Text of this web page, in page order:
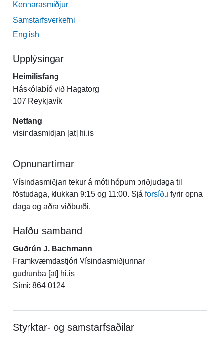
Kennarasmiðjur
Samstarfsverkefni
English
Upplýsingar
Heimilisfang
Háskólabíó við Hagatorg
107 Reykjavík
Netfang
visindasmidjan [at] hi.is
Opnunartímar
Vísindasmiðjan tekur á móti hópum þriðjudaga til
föstudaga, klukkan 9:15 og 11:00. Sjá forsíðu fyrir opna
daga og aðra viðburði.
Hafðu samband
Guðrún J. Bachmann
Framkvæmdastjóri Vísindasmiðjunnar
gudrunba [at] hi.is
Sími: 864 0124
Styrktar- og samstarfsaðilar